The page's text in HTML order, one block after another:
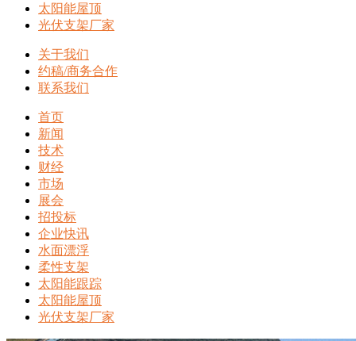
太阳能屋顶
光伏支架厂家
关于我们
约稿/商务合作
联系我们
首页
新闻
技术
财经
市场
展会
招投标
企业快讯
水面漂浮
柔性支架
太阳能跟踪
太阳能屋顶
光伏支架厂家